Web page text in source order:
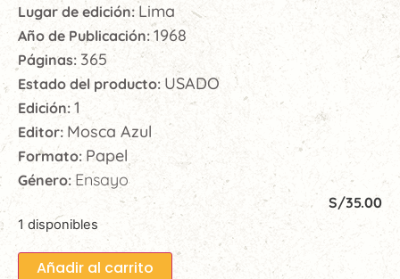
Lugar de edición: Lima
Año de Publicación:1968
Páginas: 365
Estado del producto: USADO
Edición: 1
Editor: Mosca Azul
Formato: Papel
Género: Ensayo
S/35.00
1 disponibles
Añadir al carrito